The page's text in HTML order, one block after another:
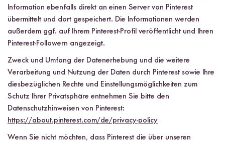
Information ebenfalls direkt an einen Server von Pinterest
übermittelt und dort gespeichert. Die Informationen werden
außerdem ggf. auf Ihrem Pinterest-Profil veröffentlicht und Ihren
Pinterest-Followern angezeigt.
Zweck und Umfang der Datenerhebung und die weitere
Verarbeitung und Nutzung der Daten durch Pinterest sowie Ihre
diesbezüglichen Rechte und Einstellungsmöglichkeiten zum
Schutz Ihrer Privatsphäre entnehmen Sie bitte den
Datenschutzhinweisen von Pinterest:
https://about.pinterest.com/de/privacy-policy
Wenn Sie nicht möchten, dass Pinterest die über unseren